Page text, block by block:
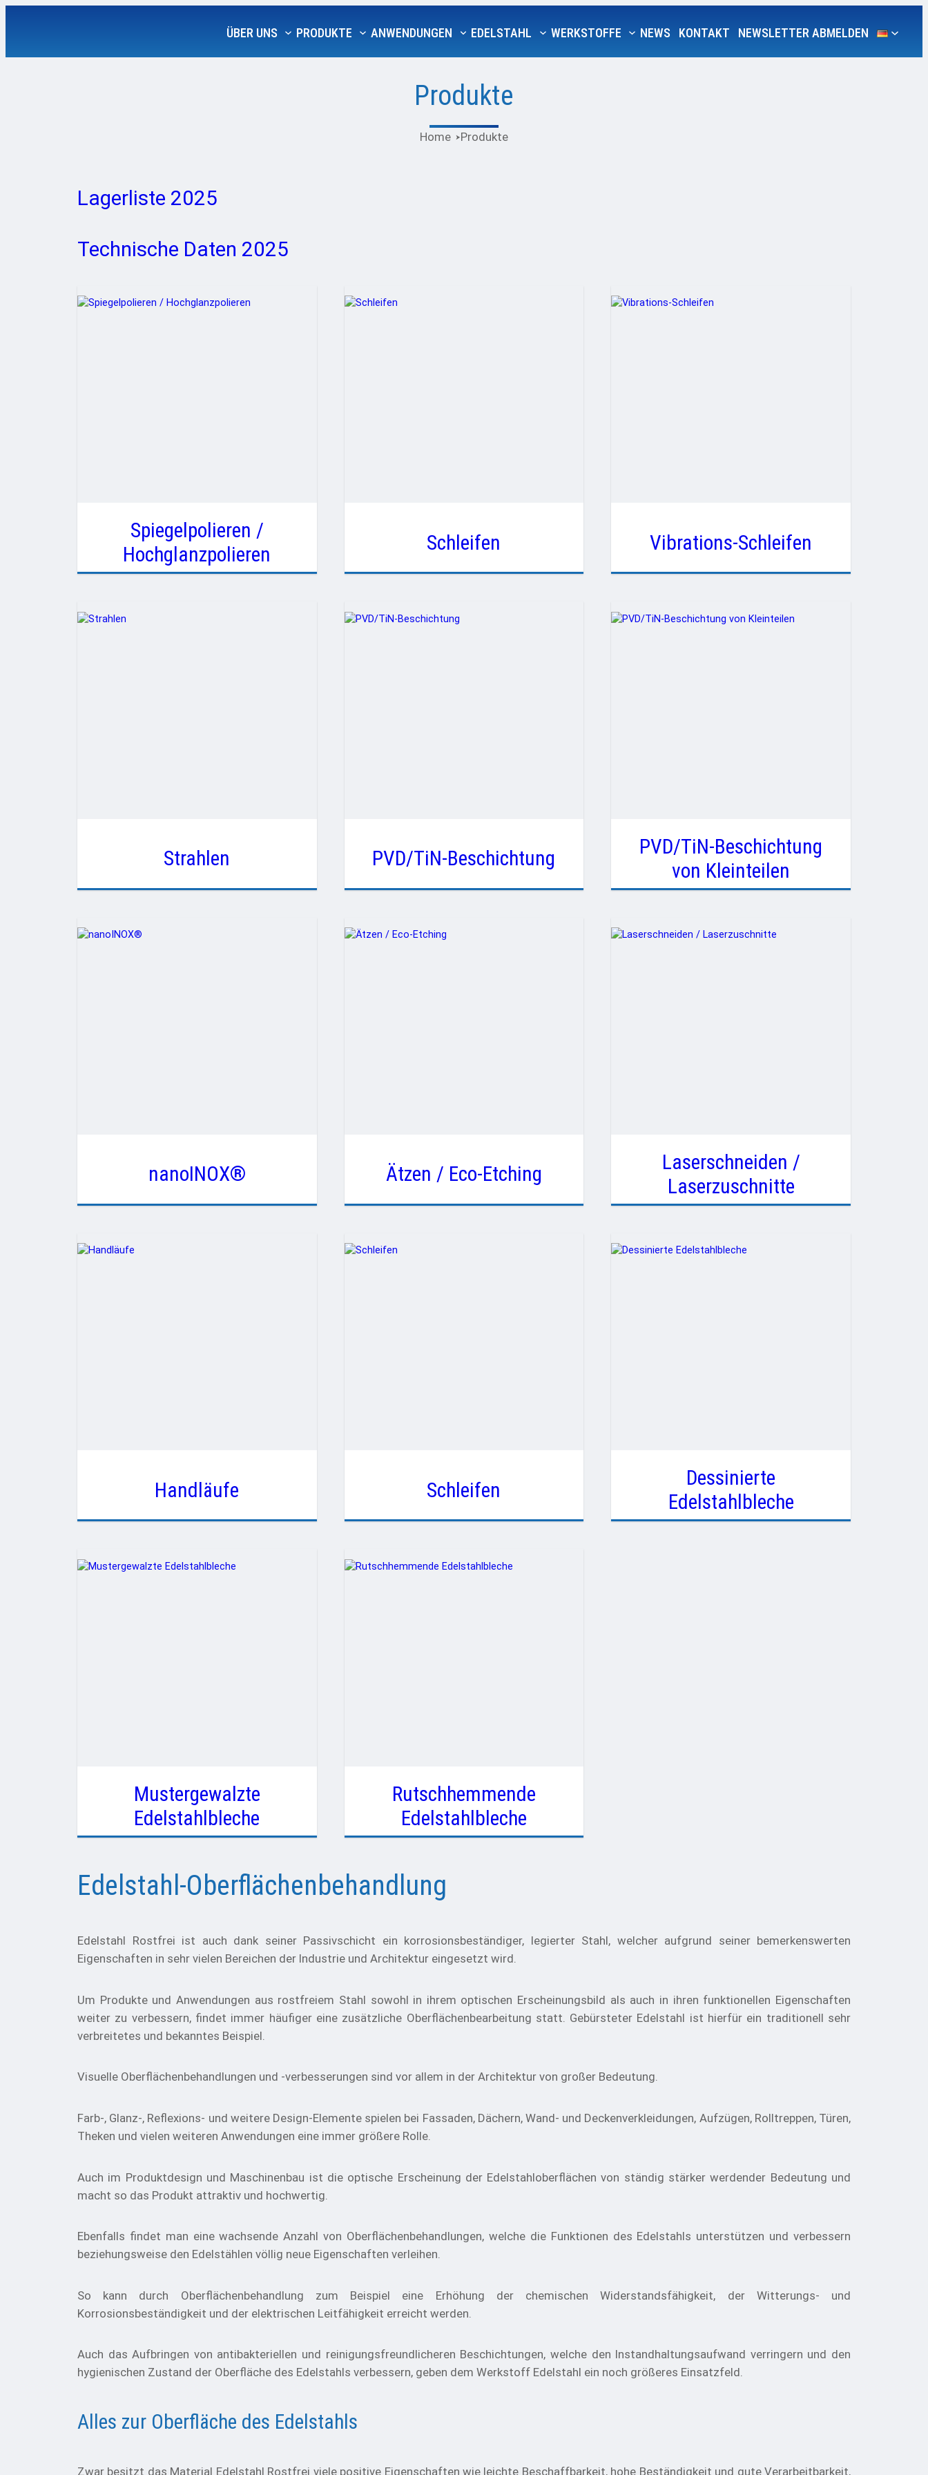
ÜBER UNS PRODUKTE ANWENDUNGEN EDELSTAHL WERKSTOFFE NEWS KONTAKT NEWSLETTER ABMELDEN
Produkte
Home Produkte
Lagerliste 2025
Technische Daten 2025
Spiegelpolieren /
Hochglanzpolieren
Schleifen Vibrations-Schleifen
Strahlen PVD/TiN-Beschichtung
PVD/TiN-Beschichtung
von Kleinteilen
nanoINOX® Ätzen / Eco-Etching
Laserschneiden /
Laserzuschnitte
Handläufe Schleifen
Dessinierte
Edelstahlbleche
Mustergewalzte
Edelstahlbleche
Rutschhemmende
Edelstahlbleche
Edelstahl-Oberflächenbehandlung
Edelstahl Rostfrei ist auch dank seiner Passivschicht ein korrosionsbeständiger, legierter Stahl, welcher aufgrund seiner bemerkenswerten
Eigenschaften in sehr vielen Bereichen der Industrie und Architektur eingesetzt wird.
Um Produkte und Anwendungen aus rostfreiem Stahl sowohl in ihrem optischen Erscheinungsbild als auch in ihren funktionellen Eigenschaften
weiter zu verbessern, findet immer häufiger eine zusätzliche Oberflächenbearbeitung statt. Gebürsteter Edelstahl ist hierfür ein traditionell sehr
verbreitetes und bekanntes Beispiel.
Visuelle Oberflächenbehandlungen und -verbesserungen sind vor allem in der Architektur von großer Bedeutung.
Farb-, Glanz-, Reflexions- und weitere Design-Elemente spielen bei Fassaden, Dächern, Wand- und Deckenverkleidungen, Aufzügen, Rolltreppen, Türen,
Theken und vielen weiteren Anwendungen eine immer größere Rolle.
Auch im Produktdesign und Maschinenbau ist die optische Erscheinung der Edelstahloberflächen von ständig stärker werdender Bedeutung und
macht so das Produkt attraktiv und hochwertig.
Ebenfalls findet man eine wachsende Anzahl von Oberflächenbehandlungen, welche die Funktionen des Edelstahls unterstützen und verbessern
beziehungsweise den Edelstählen völlig neue Eigenschaften verleihen.
So kann durch Oberflächenbehandlung zum Beispiel eine Erhöhung der chemischen Widerstandsfähigkeit, der Witterungs- und
Korrosionsbeständigkeit und der elektrischen Leitfähigkeit erreicht werden.
Auch das Aufbringen von antibakteriellen und reinigungsfreundlicheren Beschichtungen, welche den Instandhaltungsaufwand verringern und den
hygienischen Zustand der Oberfläche des Edelstahls verbessern, geben dem Werkstoff Edelstahl ein noch größeres Einsatzfeld.
Alles zur Oberfläche des Edelstahls
Zwar besitzt das Material Edelstahl Rostfrei viele positive Eigenschaften wie leichte Beschaffbarkeit, hohe Beständigkeit und gute Verarbeitbarkeit,